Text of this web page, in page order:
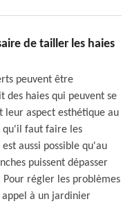
de tailler les haies
peuvent être
des haies qui peuvent se
leur aspect esthétique au
qu'il faut faire les
aussi possible qu'au
puissent dépasser
régler les problèmes
à un jardinier